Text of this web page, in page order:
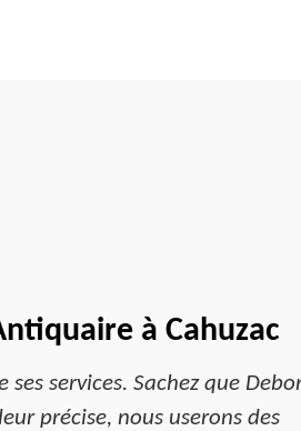
à Cahuzac
services. Sachez que
précise, nous userons des